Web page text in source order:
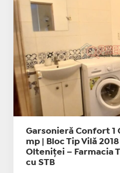
Garsonieră Confort 1
mp | Bloc Tip Vilă
Olteniței – Farmacia
cu STB